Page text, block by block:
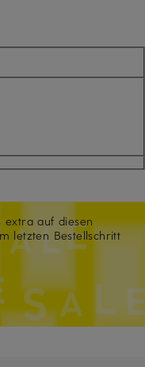
extra auf diesen
letzten Bestellschritt